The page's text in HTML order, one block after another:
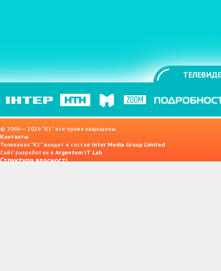
© 2006 — 2026 "K1" все права защищены.
Контакты
Телеканал "К1" входит в состав Inter Media Group Limited
Сайт разработан в Argentum IT Lab
Структура власності